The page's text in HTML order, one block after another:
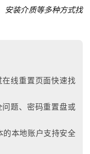
安装介质等多种方式找
线重置页面快速找
题、密码重置盘或
的本地账户支持安全